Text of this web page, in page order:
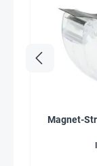
Magnet-